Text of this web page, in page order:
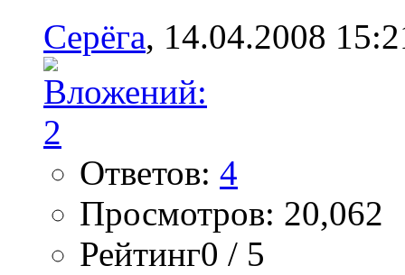
Серёга, 14.04.2008
Ответов: 4
Просмотров: 20,062
Рейтинг0 / 5